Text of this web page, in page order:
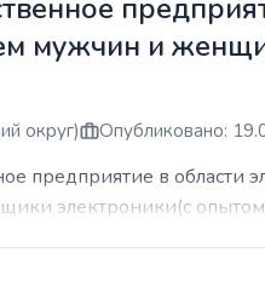
мужчин и
округ) Опубликовано:
предприятие в
электроники(с